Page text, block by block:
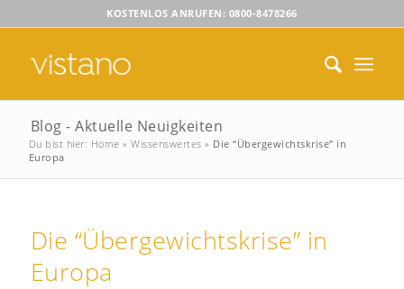
KOSTENLOS ANRUFEN: 0800-8478266
Blog - Aktuelle Neuigkeiten
Du bist hier: Home »Wissenswertes » Die “Übergewichtskrise” in
Europa
Die “Übergewichtskrise” in
Europa